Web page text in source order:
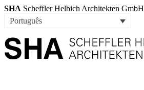
SHA Scheffler Helbich Architekten GmbH
Português